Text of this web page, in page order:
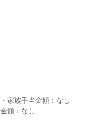
家族手当金額：なし
額：なし